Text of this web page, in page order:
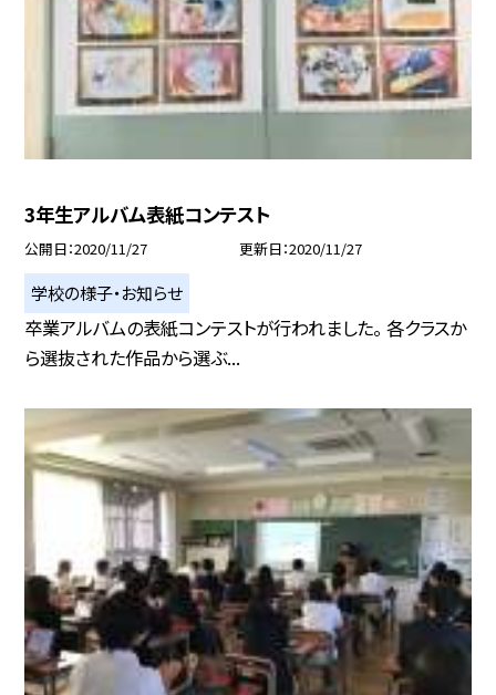
3年生アルバム表紙コンテスト
公開日 2020/11/27 更新日 2020/11/27
学校の様子・お知らせ
卒業アルバムの表紙コンテストが行われました。 各クラスか
ら選抜された作品から選ぶ...